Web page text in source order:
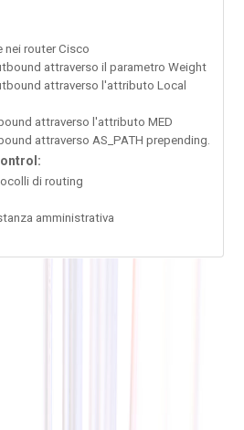
nei router Cisco
attraverso il parametro Weight
attraverso l'attributo Local
attraverso l'attributo MED
attraverso AS_PATH prepending.
di routing
amministrativa